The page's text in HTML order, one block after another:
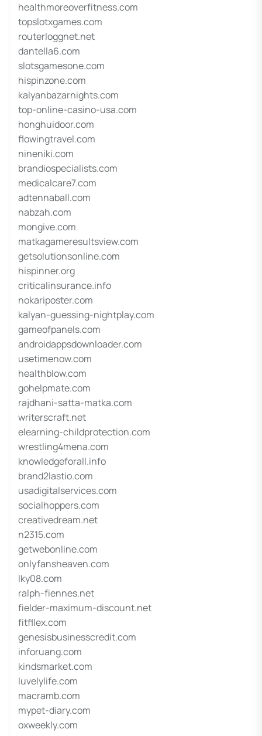
healthmoreoverfitness.com
topslotxgames.com
routerloggnet.net
dantella6.com
slotsgamesone.com
hispinzone.com
kalyanbazarnights.com
top-online-casino-usa.com
honghuidoor.com
flowingtravel.com
nineniki.com
brandiospecialists.com
medicalcare7.com
adtennaball.com
nabzah.com
mongive.com
matkagameresultsview.com
getsolutionsonline.com
hispinner.org
criticalinsurance.info
nokariposter.com
kalyan-guessing-nightplay.com
gameofpanels.com
androidappsdownloader.com
usetimenow.com
healthblow.com
gohelpmate.com
rajdhani-satta-matka.com
writerscraft.net
elearning-childprotection.com
wrestling4mena.com
knowledgeforall.info
brand2lastio.com
usadigitalservices.com
socialhoppers.com
creativedream.net
n2315.com
getwebonline.com
onlyfansheaven.com
lky08.com
ralph-fiennes.net
fielder-maximum-discount.net
fitfllex.com
genesisbusinesscredit.com
inforuang.com
kindsmarket.com
luvelylife.com
macramb.com
mypet-diary.com
oxweekly.com